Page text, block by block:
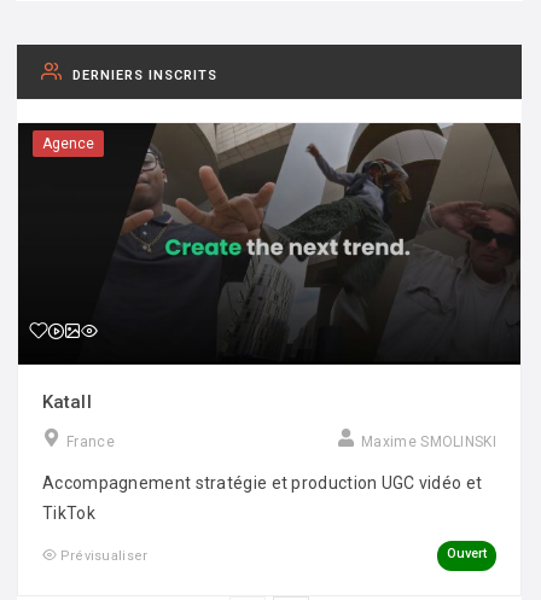
DERNIERS INSCRITS
Agence
Katall
France Maxime SMOLINSKI
Accompagnement stratégie et production UGC vidéo et
TikTok
Prévisualiser Ouvert